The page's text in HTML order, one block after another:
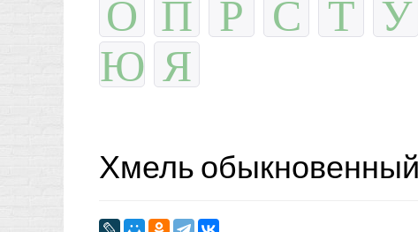
О П Р С Т У
Ю Я
Хмель обыкновенный